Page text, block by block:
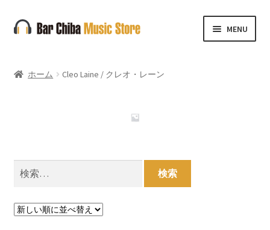
ナ
ビ
ー
キ
ッ
コ
ン
ン
プ
MENU
ホーム Cleo Laine / クレオ・レーン
検
索: